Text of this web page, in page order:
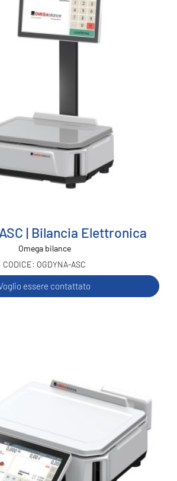
| Bilancia Elettronica
Omega bilance
OGDYNA-ASC
essere contattato